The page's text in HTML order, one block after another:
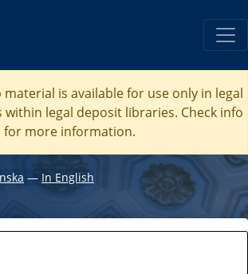
material is available for use only in legal
legal deposit libraries. Check info
for more information.
― In English